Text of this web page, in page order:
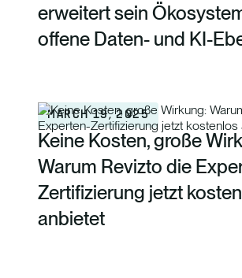
erweitert sein
offene Daten- und KI-
MARCH 19, 2025
Keine Kosten, große
Warum Revizto die
Zertifizierung jetzt
anbietet